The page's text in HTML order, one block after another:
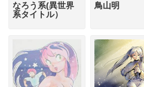
なろう系(異世界
系タイトル）
鳥山明